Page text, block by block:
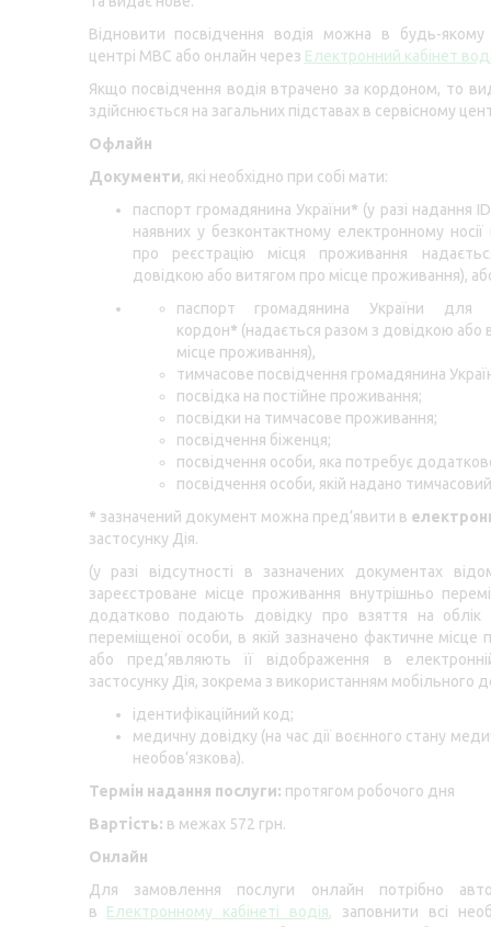
Відновити посвідчення водія можна в будь-якому
центрі МВС або онлайн через Електронний кабінет
Якщо посвідчення водія втрачено за кордоном, то
здійснюється на загальних підставах в сервісному
Офлайн
Документи, які необхідно при собі мати:
паспорт громадянина України* (у разі надання
наявних у безконтактному електронному носії
про реєстрацію місця проживання
довідкою або витягом про місце проживання),
паспорт громадянина України для
кордон* (надається разом з довідкою або
місце проживання),
тимчасове посвідчення громадянина
посвідка на постійне проживання;
посвідки на тимчасове проживання;
посвідчення біженця;
посвідчення особи, яка потребує
посвідчення особи, якій надано
* зазначений документ можна пред’явити в
застосунку Дія.
(у разі відсутності в зазначених документах
зареєстроване місце проживання внутрішньо
додатково подають довідку про взяття на облік
переміщеної особи, в якій зазначено фактичне місце
або пред’являють її відображення в
застосунку Дія, зокрема з використанням мобільного
ідентифікаційний код;
медичну довідку (на час дії воєнного стану
необов’язкова).
Термін надання послуги: протягом робочого дня
Вартість: в межах 572 грн.
Онлайн
Для замовлення послуги онлайн потрібно
в Електронному кабінеті водія, заповнити всі